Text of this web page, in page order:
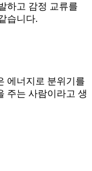
하고 감정 교류를
습니다.
에너지로 분위기를
주는 사람이라고 생